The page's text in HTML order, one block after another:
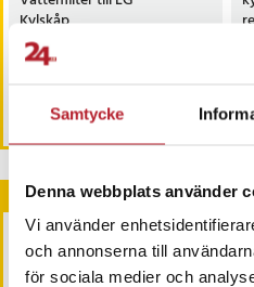
Samtycke
Denna webbplats använder
Vi använder
och annonserna till
för sociala medier och
Kylskåp
Pris:2 419 kr
2 419 kr
I lager, levereras inom 1-2 vardagar
Köp
Andra köpte också